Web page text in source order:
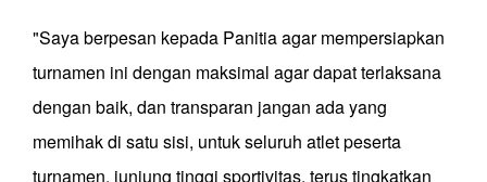
"Saya berpesan kepada Panitia agar mempersiapkan
turnamen ini dengan maksimal agar dapat terlaksana
dengan baik, dan transparan jangan ada yang
memihak di satu sisi, untuk seluruh atlet peserta
turnamen, junjung tinggi sportivitas, terus tingkatkan